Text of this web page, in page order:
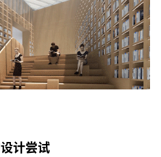
计尝试